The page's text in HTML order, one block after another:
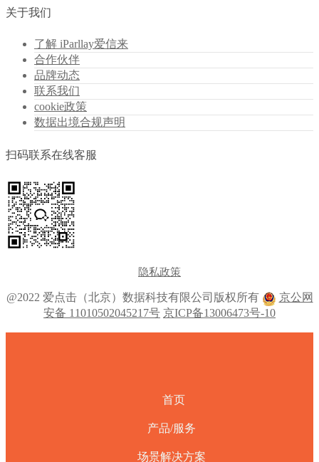
关于我们
了解 iParllay爱信来
合作伙伴
品牌动态
联系我们
cookie政策
数据出境合规声明
扫码联系在线客服
隐私政策
@2022 爱点击（北京）数据科技有限公司版权所有
京公网
安备 11010502045217号 京ICP备13006473号-10
首页
产品/服务
场景解决方案